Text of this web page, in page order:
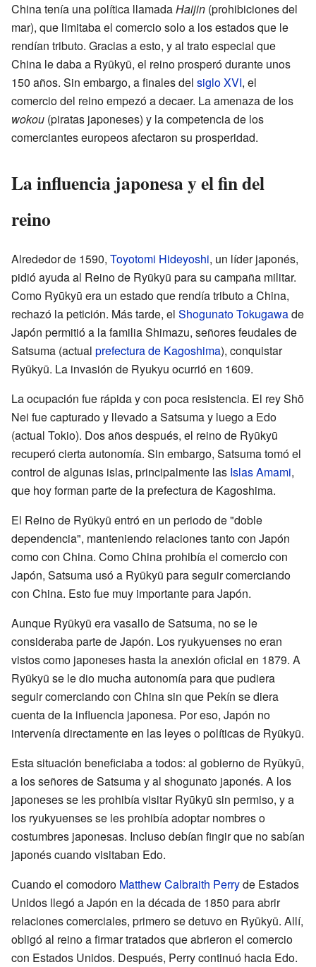
China tenía una política llamadaHaijin (prohibiciones del
mar), que limitaba el comercio solo a los estados que le
rendían tributo. Gracias a esto, y al trato especial que
China le daba a Ryūkyū, el reino prosperó durante unos
150 años. Sin embargo, a finales del siglo XVI, el
comercio del reino empezó a decaer. La amenaza de los
wokou (piratas japoneses) y la competencia de los
comerciantes europeos afectaron su prosperidad.
La influencia japonesa y el fin del
reino
Alrededor de 1590, Toyotomi Hideyoshi, un líder japonés,
pidió ayuda al Reino de Ryūkyū para su campaña militar.
Como Ryūkyū era un estado que rendía tributo a China,
rechazó la petición. Más tarde, el Shogunato Tokugawade
Japón permitió a la familia Shimazu, señores feudales de
Satsuma (actual prefectura de Kagoshima), conquistar
Ryūkyū. La invasión de Ryukyu ocurrió en 1609.
La ocupación fue rápida y con poca resistencia. El rey Shō
Nei fue capturado y llevado a Satsuma y luego a Edo
(actual Tokio). Dos años después, el reino de Ryūkyū
recuperó cierta autonomía. Sin embargo, Satsuma tomó el
control de algunas islas, principalmente las Islas Amami,
que hoy forman parte de la prefectura de Kagoshima.
El Reino de Ryūkyū entró en un periodo de "doble
dependencia", manteniendo relaciones tanto con Japón
como con China. Como China prohibía el comercio con
Japón, Satsuma usó a Ryūkyū para seguir comerciando
con China. Esto fue muy importante para Japón.
Aunque Ryūkyū era vasallo de Satsuma, no se le
consideraba parte de Japón. Los ryukyuenses no eran
vistos como japoneses hasta la anexión oficial en 1879. A
Ryūkyū se le dio mucha autonomía para que pudiera
seguir comerciando con China sin que Pekín se diera
cuenta de la influencia japonesa. Por eso, Japón no
intervenía directamente en las leyes o políticas de Ryūkyū.
Esta situación beneficiaba a todos: al gobierno de Ryūkyū,
a los señores de Satsuma y al shogunato japonés. A los
japoneses se les prohibía visitar Ryūkyū sin permiso, y a
los ryukyuenses se les prohibía adoptar nombres o
costumbres japonesas. Incluso debían fingir que no sabían
japonés cuando visitaban Edo.
Cuando el comodoro Matthew Calbraith Perryde Estados
Unidos llegó a Japón en la década de 1850 para abrir
relaciones comerciales, primero se detuvo en Ryūkyū. Allí,
obligó al reino a firmar tratados que abrieron el comercio
con Estados Unidos. Después, Perry continuó hacia Edo.